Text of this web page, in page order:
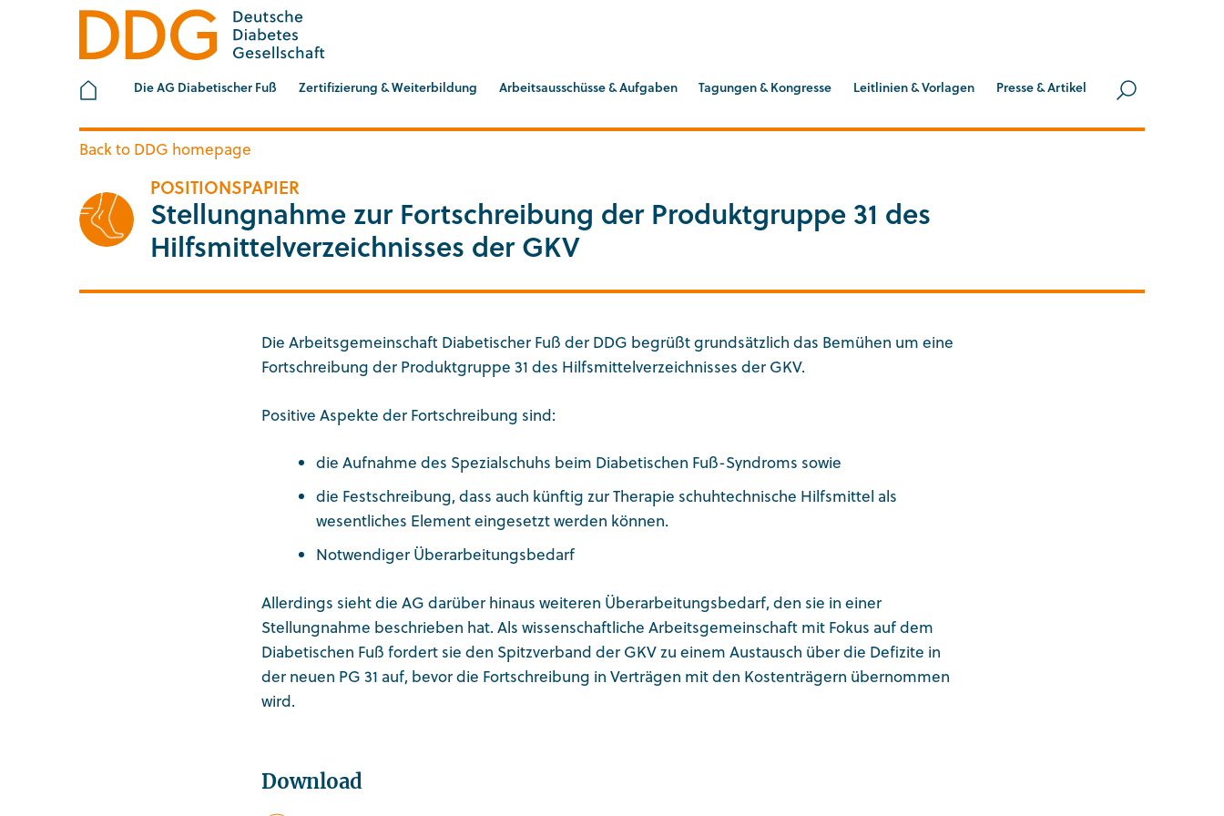
ZUM HAUPTINHALT SPRINGEN ZUR SUCHE SPRINGEN
Startseite
Die AG Diabetischer Fuß Zertifizierung & Weiterbildung Arbeitsausschüsse & Aufgaben Tagungen & Kongresse Leitlinien & Vorlagen Presse & Artikel Suche
POSITIONSPAPIER
Stellungnahme zur Fortschreibung der Produktgruppe 31 des
Hilfsmittelverzeichnisses der GKV
Back to DDG homepage
Die Arbeitsgemeinschaft Diabetischer Fuß der DDG begrüßt grundsätzlich das Bemühen um eine
Fortschreibung der Produktgruppe 31 des Hilfsmittelverzeichnisses der GKV.
Positive Aspekte der Fortschreibung sind:
die Aufnahme des Spezialschuhs beim Diabetischen Fuß-Syndroms sowie
die Festschreibung, dass auch künftig zur Therapie schuhtechnische Hilfsmittel als
wesentliches Element eingesetzt werden können.
Notwendiger Überarbeitungsbedarf
Allerdings sieht die AG darüber hinaus weiteren Überarbeitungsbedarf, den sie in einer
Stellungnahme beschrieben hat. Als wissenschaftliche Arbeitsgemeinschaft mit Fokus auf dem
Diabetischen Fuß fordert sie den Spitzverband der GKV zu einem Austausch über die Defizite in
der neuen PG 31 auf, bevor die Fortschreibung in Verträgen mit den Kostenträgern übernommen
wird.
Download